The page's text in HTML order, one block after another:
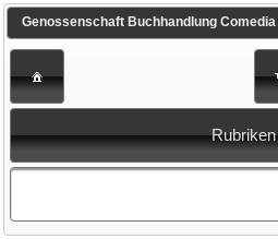
Genossenschaft Buchhandlung Comedia
Rubriken